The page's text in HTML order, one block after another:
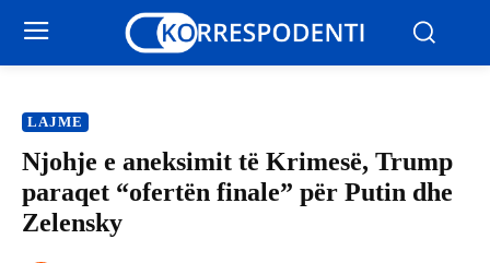
LAJME
Njohje e aneksimit të Krimesë, Trump
paraqet “ofertën finale” për Putin dhe
Zelensky